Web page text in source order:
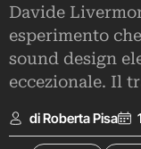
Davide
esperimento
sound design
eccezionale. Il
di Roberta Pisa